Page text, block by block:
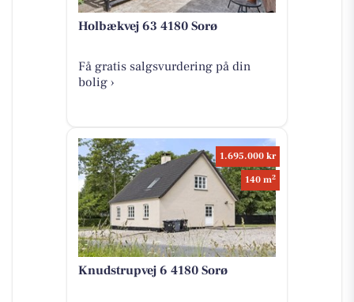
Holbækvej 63 4180 Sorø
Få gratis salgsvurdering på din
bolig ›
1.695.000 kr
140 m2
Knudstrupvej 6 4180 Sorø